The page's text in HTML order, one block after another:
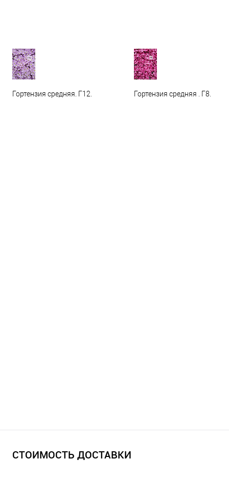
Гортензия средняя. Г12. Гортензия средняя . Г8.
СТОИМОСТЬ ДОСТАВКИ